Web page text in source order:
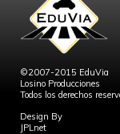
©2007-2015 EduVia
Losino Producciones
Todos los derechos
Design By
JPLnet